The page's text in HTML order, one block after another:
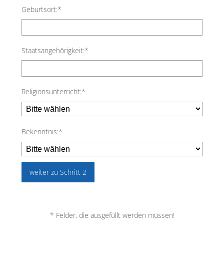
Geburtsort:*
Staatsangehörigkeit:*
Religionsunterricht:*
Bekenntnis:*
weiter zu Schritt 2
* Felder, die ausgefüllt werden müssen!